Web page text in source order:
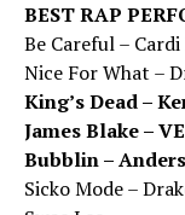
BEST RAP
Be Careful – Cardi
Nice For What –
King’s Dead –
James Blake –
Bubblin –
Sicko Mode –